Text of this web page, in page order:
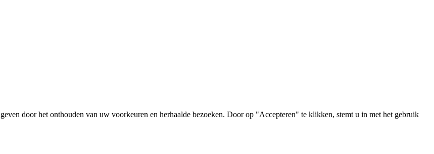
door het onthouden van uw voorkeuren en herhaalde bezoeken. Door op "Accepteren" te klikken, stemt u in met het gebruik